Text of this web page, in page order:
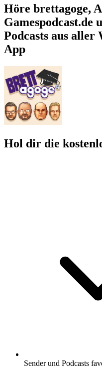
Höre brettagoge,
Gamespodcast.de
Podcasts aus
App
Hol dir die
Sender und Podcasts